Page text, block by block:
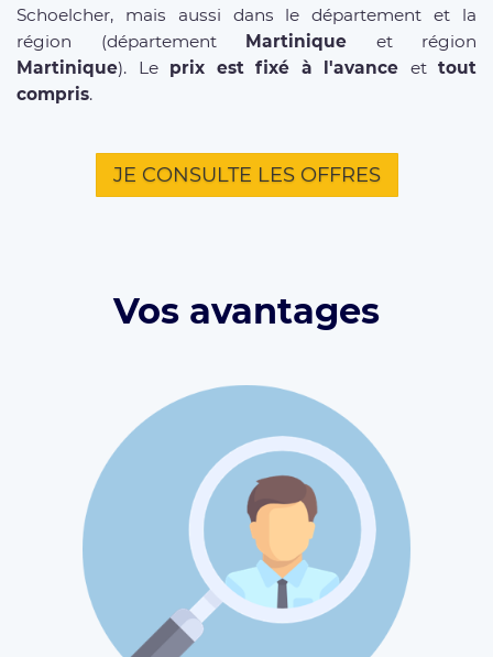
Schoelcher, mais aussi dans le département et la
région (département Martinique et région
Martinique). Le prix est fixé à l'avance et tout
compris.
JE CONSULTE LES OFFRES
Vos avantages